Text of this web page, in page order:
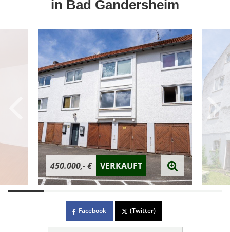
in Bad Gandersheim
450.000,- € VERKAUFT
Facebook (Twitter)